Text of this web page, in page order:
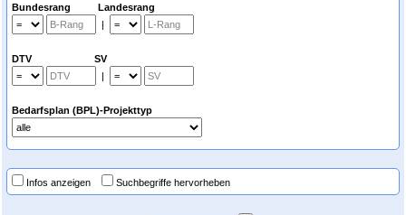
Bundesrang Landesrang
|
DTV SV
|
Bedarfsplan (BPL)-Projekttyp
Infos anzeigen Suchbegriffe hervorheben